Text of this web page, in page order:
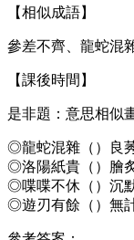
【相似成語】
參差不齊、龍蛇混
【課後時間】
是非題：意思相似
◎龍蛇混雜（）良
◎洛陽紙貴（）膾
◎喋喋不休（）沉
◎遊刃有餘（）無